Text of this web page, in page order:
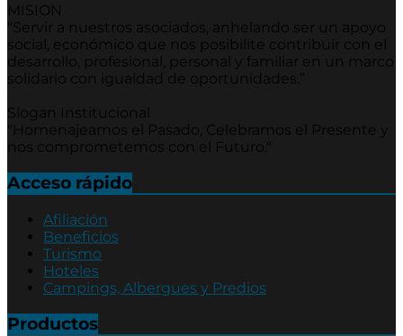
MISION
“Servir a nuestros asociados, anhelando ser un apoyo
social, económico que nos posibilite contribuir con el
desarrollo, profesional, personal y familiar en un marco
solidario con igualdad de oportunidades.”
Slogan Institucional
"Homenajeamos el Pasado, Celebramos el Presente y
nos comprometemos con el Futuro."
Acceso rápido
Afiliación
Beneficios
Turismo
Hoteles
Campings, Albergues y Predios
Productos